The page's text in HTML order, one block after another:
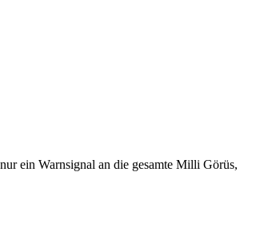
ein Warnsignal an die gesamte Milli Görüs,